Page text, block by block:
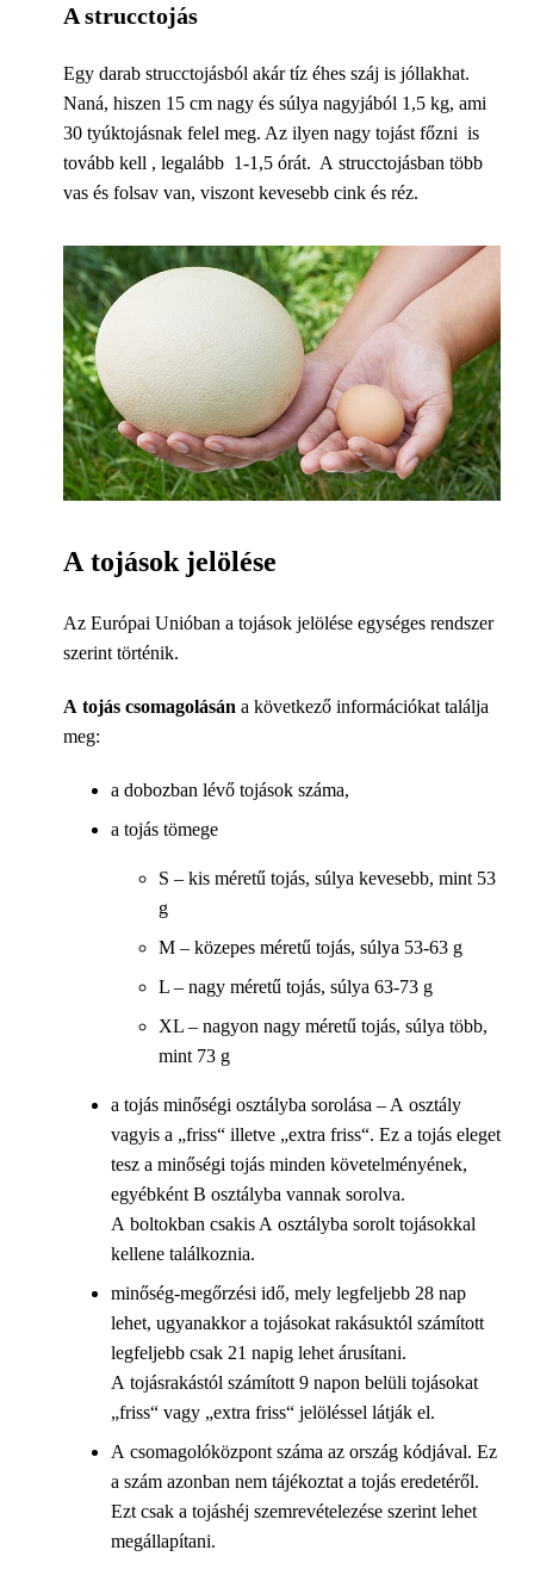
A strucctojás
Egy darab strucctojásból akár tíz éhes száj is jóllakhat.
Naná, hiszen 15 cm nagy és súlya nagyjából 1,5 kg, ami
30 tyúktojásnak felel meg. Az ilyen nagy tojást főzni is
tovább kell , legalább 1-1,5 órát. A strucctojásban több
vas és folsav van, viszont kevesebb cink és réz.
A tojások jelölése
Az Európai Unióban a tojások jelölése egységes rendszer
szerint történik.
A tojás csomagolásán a következő információkat találja
meg:
a dobozban lévő tojások száma,
a tojás tömege
S – kis méretű tojás, súlya kevesebb, mint 53
g
M – közepes méretű tojás, súlya 53-63 g
L – nagy méretű tojás, súlya 63-73 g
XL – nagyon nagy méretű tojás, súlya több,
mint 73 g
a tojás minőségi osztályba sorolása – A osztály
vagyis a „friss“ illetve „extra friss“. Ez a tojás eleget
tesz a minőségi tojás minden követelményének,
egyébként B osztályba vannak sorolva.
A boltokban csakis A osztályba sorolt tojásokkal
kellene találkoznia.
minőség-megőrzési idő, mely legfeljebb 28 nap
lehet, ugyanakkor a tojásokat rakásuktól számított
legfeljebb csak 21 napig lehet árusítani.
A tojásrakástól számított 9 napon belüli tojásokat
„friss“ vagy „extra friss“ jelöléssel látják el.
A csomagolóközpont száma az ország kódjával. Ez
a szám azonban nem tájékoztat a tojás eredetéről.
Ezt csak a tojáshéj szemrevételezése szerint lehet
megállapítani.